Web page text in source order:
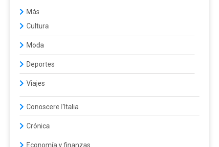
Más
Cultura
Moda
Deportes
Viajes
Conoscere l'Italia
Crónica
Economía y finanzas